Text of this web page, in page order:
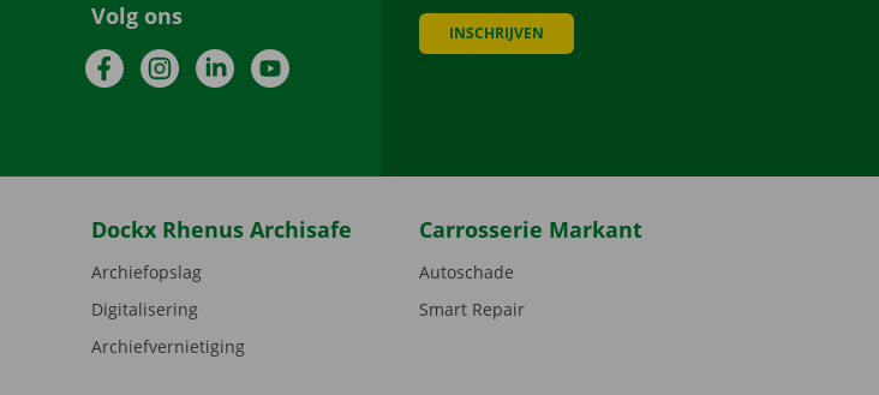
Volg ons
FacebookInstagramLinkedInYouTube
INSCHRIJVEN
Dockx Rhenus Archisafe
Archiefopslag
Digitalisering
Archiefvernietiging
Carrosserie Markant
Autoschade
Smart Repair